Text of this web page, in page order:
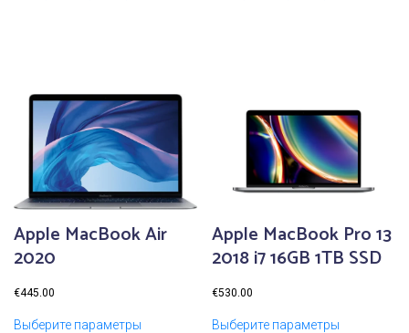
Apple MacBook Air
2020
€445.00
Выберите параметры
Apple MacBook Pro 13
2018 i7 16GB 1TB SSD
€530.00
Выберите параметры